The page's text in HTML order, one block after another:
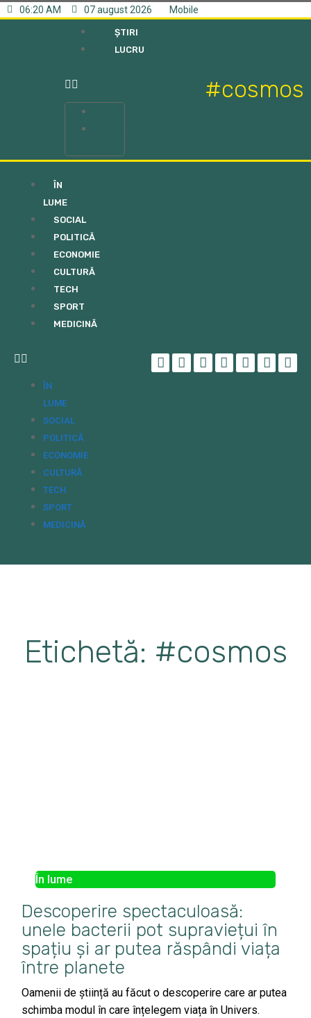
06:20 AM 07 august 2026 Mobile
ȘTIRI
LUCRU
#cosmos
ÎN
LUME
SOCIAL
POLITICĂ
ECONOMIE
CULTURĂ
TECH
SPORT
MEDICINĂ
ÎN
LUME
SOCIAL
POLITICĂ
ECONOMIE
CULTURĂ
TECH
SPORT
MEDICINĂ
Etichetă: #cosmos
În lume
Descoperire spectaculoasă:
unele bacterii pot supraviețui în
spațiu și ar putea răspândi viața
între planete
Oamenii de știință au făcut o descoperire care ar putea
schimba modul în care înțelegem viața în Univers.